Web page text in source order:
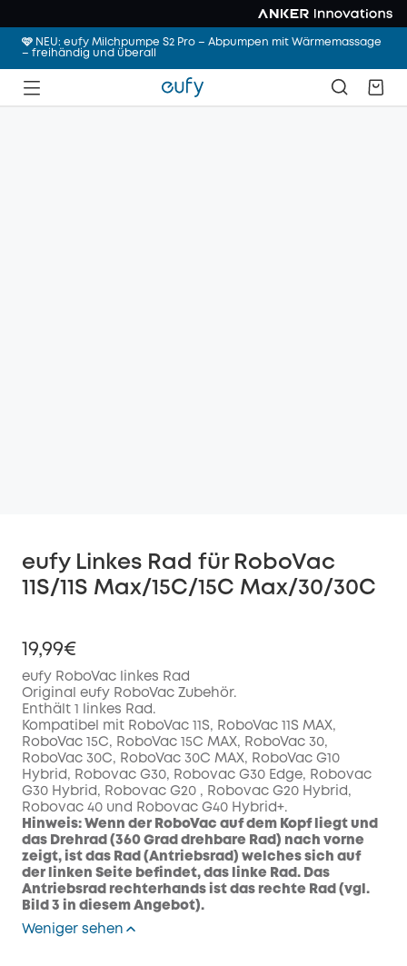
🩷 NEU: eufy Milchpumpe S2 Pro – Abpumpen mit Wärmemassage
– freihändig und überall
eufy Linkes Rad für RoboVac
11S/11S Max/15C/15C Max/30/30C
19,99€
eufy RoboVac linkes Rad
Original eufy RoboVac Zubehör.
Enthält 1 linkes Rad.
Kompatibel mit RoboVac 11S, RoboVac 11S MAX,
RoboVac 15C, RoboVac 15C MAX, RoboVac 30,
RoboVac 30C, RoboVac 30C MAX, RoboVac G10
Hybrid, Robovac G30, Robovac G30 Edge, Robovac
G30 Hybrid, Robovac G20 , Robovac G20 Hybrid,
Robovac 40 und Robovac G40 Hybrid+.
Hinweis: Wenn der RoboVac auf dem Kopf liegt und
das Drehrad (360 Grad drehbare Rad) nach vorne
zeigt, ist das Rad (Antriebsrad) welches sich auf
der linken Seite befindet, das linke Rad. Das
Antriebsrad rechterhands ist das rechte Rad (vgl.
Bild 3 in diesem Angebot).
Weniger sehen